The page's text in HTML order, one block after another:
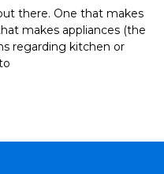
there. One that makes
makes appliances (the
regarding kitchen or